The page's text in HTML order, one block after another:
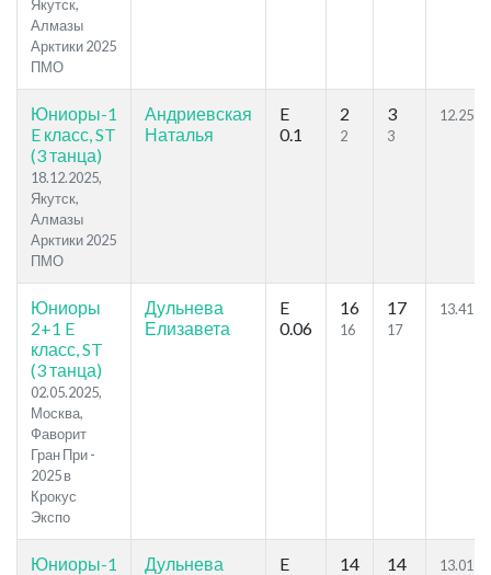
Якутск,
Алмазы
Арктики 2025
ПМО
Юниоры-1
E класс, ST
(3 танца)
18.12.2025,
Якутск,
Алмазы
Арктики 2025
ПМО
Андриевская
Наталья
E
0.1
2
2
3
3
12.25
Юниоры
2+1 E
класс, ST
(3 танца)
02.05.2025,
Москва,
Фаворит
Гран При -
2025 в
Крокус
Экспо
Дульнева
Елизавета
E
0.06
16
16
17
17
13.41
Юниоры-1
Дульнева
E
14 14 13.01